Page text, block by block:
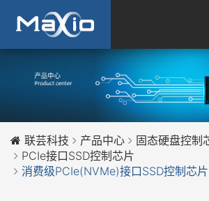
联芸科技 产品中心
固态硬盘控制
PCIe接口SSD控制芯片
消费级PCIe(NVMe)接口SSD控制芯片